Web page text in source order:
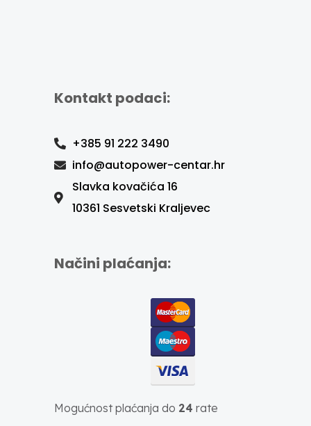
Kontakt podaci:
+385 91 222 3490
info@autopower-centar.hr
Slavka kovačića 16
10361 Sesvetski Kraljevec
Načini plaćanja:
Mogućnost plaćanja do 24 rate